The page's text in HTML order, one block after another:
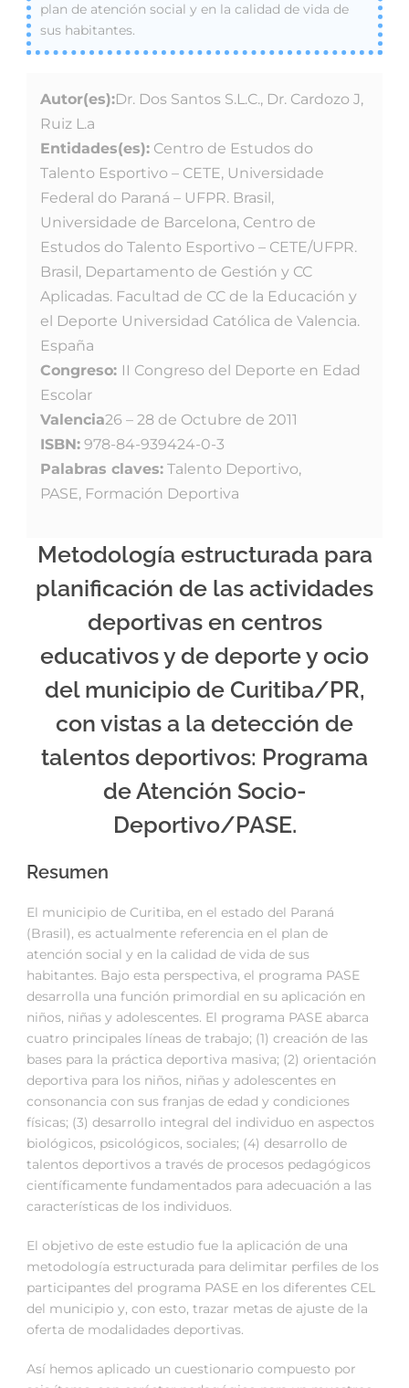
plan de atención social y en la calidad de vida de
sus habitantes.
Autor(es):Dr. Dos Santos S.L.C., Dr. Cardozo J,
Ruiz L.a
Entidades(es): Centro de Estudos do
Talento Esportivo – CETE, Universidade
Federal do Paraná – UFPR. Brasil,
Universidade de Barcelona, Centro de
Estudos do Talento Esportivo – CETE/UFPR.
Brasil, Departamento de Gestión y CC
Aplicadas. Facultad de CC de la Educación y
el Deporte Universidad Católica de Valencia.
España
Congreso: II Congreso del Deporte en Edad
Escolar
Valencia26 – 28 de Octubre de 2011
ISBN: 978-84-939424-0-3
Palabras claves: Talento Deportivo,
PASE, Formación Deportiva
Metodología estructurada para
planificación de las actividades
deportivas en centros
educativos y de deporte y ocio
del municipio de Curitiba/PR,
con vistas a la detección de
talentos deportivos: Programa
de Atención Socio-
Deportivo/PASE.
Resumen
El municipio de Curitiba, en el estado del Paraná
(Brasil), es actualmente referencia en el plan de
atención social y en la calidad de vida de sus
habitantes. Bajo esta perspectiva, el programa PASE
desarrolla una función primordial en su aplicación en
niños, niñas y adolescentes. El programa PASE abarca
cuatro principales líneas de trabajo; (1) creación de las
bases para la práctica deportiva masiva; (2) orientación
deportiva para los niños, niñas y adolescentes en
consonancia con sus franjas de edad y condiciones
físicas; (3) desarrollo integral del individuo en aspectos
biológicos, psicológicos, sociales; (4) desarrollo de
talentos deportivos a través de procesos pedagógicos
científicamente fundamentados para adecuación a las
características de los individuos.
El objetivo de este estudio fue la aplicación de una
metodología estructurada para delimitar perfiles de los
participantes del programa PASE en los diferentes CEL
del municipio y, con esto, trazar metas de ajuste de la
oferta de modalidades deportivas.
Así hemos aplicado un cuestionario compuesto por